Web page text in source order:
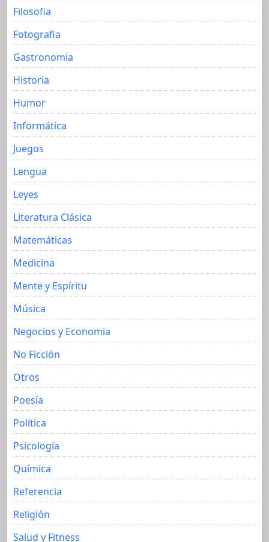
Filosofia
Fotografia
Gastronomia
Historia
Humor
Informática
Juegos
Lengua
Leyes
Literatura Clásica
Matemáticas
Medicina
Mente y Espíritu
Música
Negocios y Economia
No Ficción
Otros
Poesía
Política
Psicología
Química
Referencia
Religión
Salud y Fitness